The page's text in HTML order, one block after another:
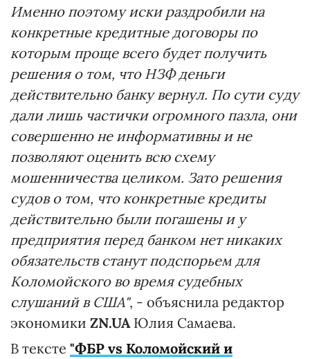
Именно поэтому иски раздробили на
конкретные кредитные договоры по
которым проще всего будет получить
решения о том, что НЗФ деньги
действительно банку вернул. По сути суду
дали лишь частички огромного пазла, они
совершенно не информативны и не
позволяют оценить всю схему
мошенничества целиком. Зато решения
судов о том, что конкретные кредиты
действительно были погашены и у
предприятия перед банком нет никаких
обязательств станут подспорьем для
Коломойского во время судебных
слушаний в США", - объяснила редактор
экономики ZN.UAЮлия Самаева.
В тексте "ФБР vs Коломойский и